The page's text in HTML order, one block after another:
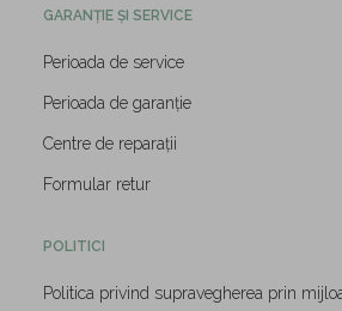
GARANȚIE ȘI SERVICE
Perioada de service
Perioada de garanție
Centre de reparații
Formular retur
POLITICI
Politica privind supravegherea prin